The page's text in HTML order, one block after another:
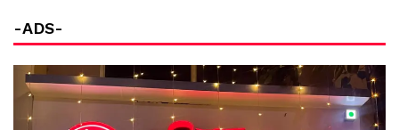
-ADS-